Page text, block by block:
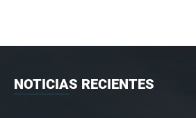
NOTICIAS RECIENTES